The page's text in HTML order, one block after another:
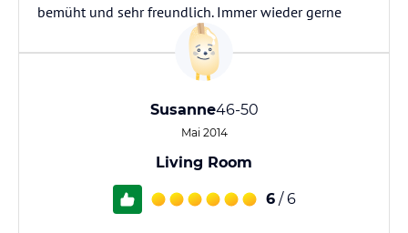
bemüht und sehr freundlich. Immer wieder gerne
Susanne46-50
Mai 2014
Living Room
6 / 6